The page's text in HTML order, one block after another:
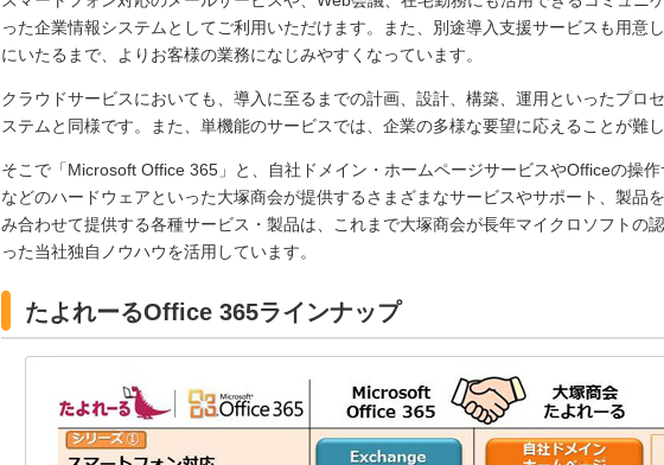
った企業情報システムとしてご利用いただけます。また、別途導入支援サービスも用意
にいたるまで、よりお客様の業務になじみやすくなっています。
クラウドサービスにおいても、導入に至るまでの計画、設計、構築、運用といったプロ
ステムと同様です。また、単機能のサービスでは、企業の多様な要望に応えることが難
そこで「Microsoft Office 365」と、自社ドメイン・ホームページサービスやOfficeの操
などのハードウェアといった大塚商会が提供するさまざまなサービスやサポート、製品
み合わせて提供する各種サービス・製品は、これまで大塚商会が長年マイクロソフトの
った当社独自ノウハウを活用しています。
たよれーるOffice 365ラインナップ